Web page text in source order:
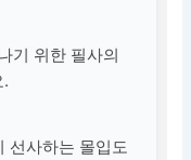
기 위한 필사의
선사하는 몰입도